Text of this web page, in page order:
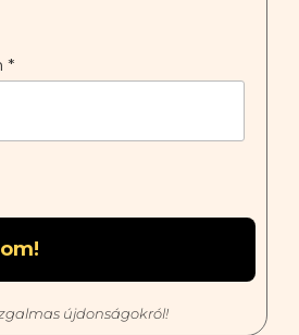
*
újdonságokról!